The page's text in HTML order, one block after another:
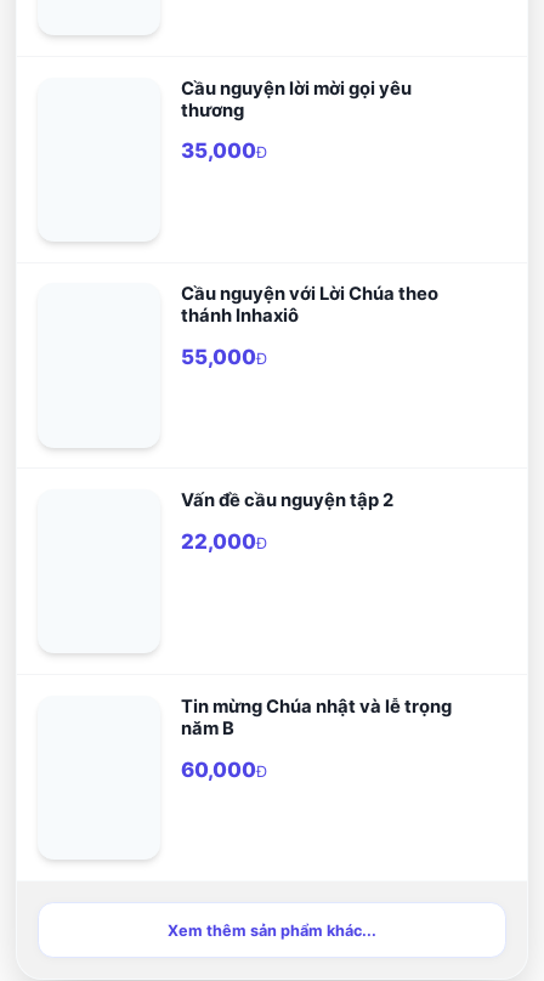
Cầu nguyện lời mời gọi yêu
thương
35,000Đ
Cầu nguyện với Lời Chúa theo
thánh Inhaxiô
55,000Đ
Vấn đề cầu nguyện tập 2
22,000Đ
Tin mừng Chúa nhật và lễ trọng
năm B
60,000Đ
Xem thêm sản phẩm khác...